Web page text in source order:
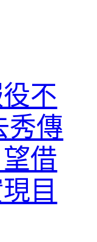
不
秀傳
借
目